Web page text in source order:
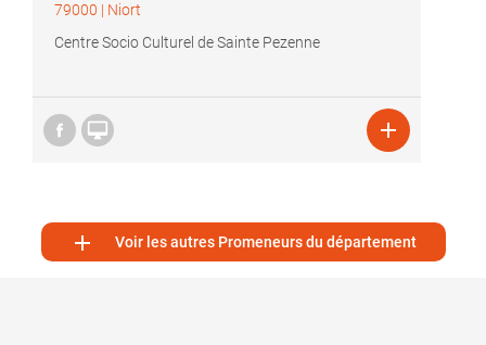
79000 | Niort
Centre Socio Culturel de Sainte Pezenne
 
 Voir les autres Promeneurs du département